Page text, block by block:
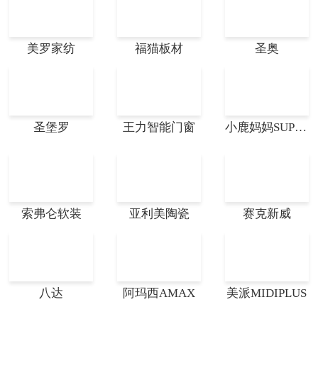
美罗家纺 福猫板材 圣奥
圣堡罗 王力智能门窗 小鹿妈妈SUPER DEER
索弗仑软装 亚利美陶瓷 赛克新威
八达 阿玛西AMAX 美派MIDIPLUS